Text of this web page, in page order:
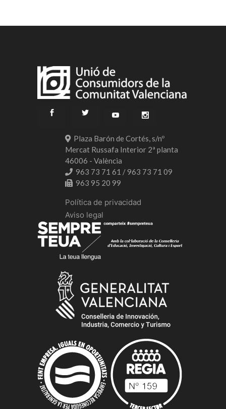
Plaza Barón de Cortés, s/nº
Mercat Russafa Interior 2ª planta
46006 - València
963 73 71 61 / 963 73 71 09
963 95 20 99
Política de privacidad
Aviso legal